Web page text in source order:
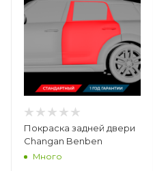
Покраска задней двери
Changan Benben
Много